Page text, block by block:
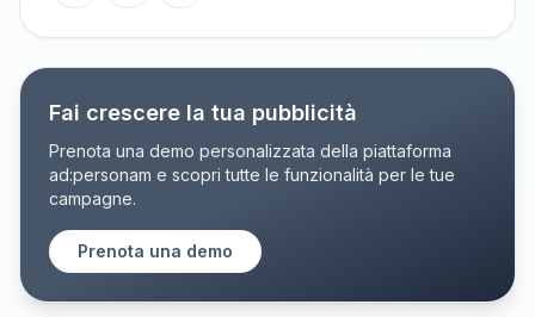
Fai crescere la tua pubblicità
Prenota una demo personalizzata della piattaforma
ad:personam e scopri tutte le funzionalità per le tue
campagne.
Prenota una demo